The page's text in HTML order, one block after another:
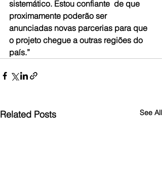
sistemático. Estou confiante  de que
proximamente poderão ser
anunciadas novas parcerias para que
o projeto chegue a outras regiões do
país.”
Related Posts See All